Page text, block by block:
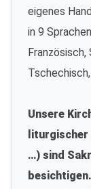
eigenes
in 9
Unsere
liturgischer
…) sind